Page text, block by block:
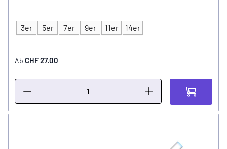
Typ
3er 5er 7er 9er 11er 14er
Ab CHF 27.00